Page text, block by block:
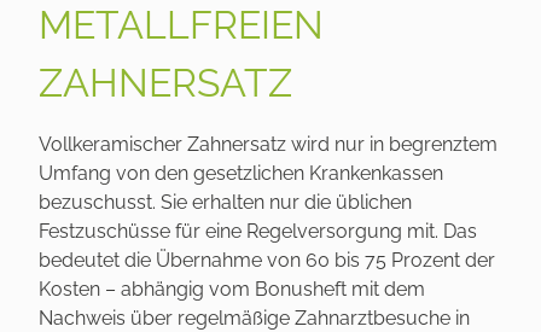
METALLFREIEN
ZAHNERSATZ
Vollkeramischer Zahnersatz wird nur in begrenztem
Umfang von den gesetzlichen Krankenkassen
bezuschusst. Sie erhalten nur die üblichen
Festzuschüsse für eine Regelversorgung mit. Das
bedeutet die Übernahme von 60 bis 75 Prozent der
Kosten – abhängig vom Bonusheft mit dem
Nachweis über regelmäßige Zahnarztbesuche in